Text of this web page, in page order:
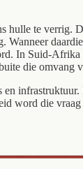
hulle te verrig.
In Suid-Afrika
die omvang
word die